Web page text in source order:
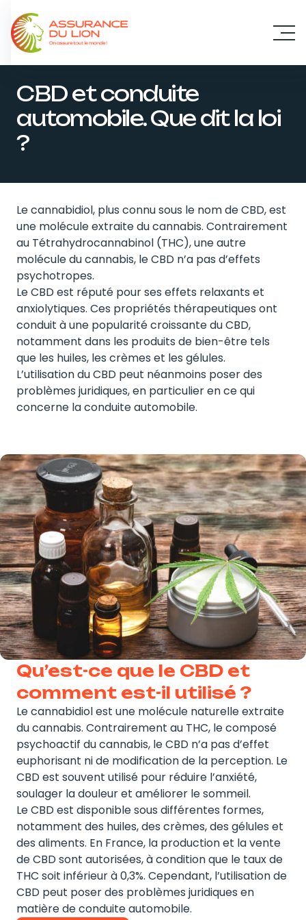
CBD et conduite
automobile. Que dit la loi
?
Le cannabidiol, plus connu sous le nom de CBD, est
une molécule extraite du cannabis. Contrairement
au Tétrahydrocannabinol (THC), une autre
molécule du cannabis, le CBD n’a pas d’effets
psychotropes.
Le CBD est réputé pour ses effets relaxants et
anxiolytiques. Ces propriétés thérapeutiques ont
conduit à une popularité croissante du CBD,
notamment dans les produits de bien-être tels
que les huiles, les crèmes et les gélules.
L’utilisation du CBD peut néanmoins poser des
problèmes juridiques, en particulier en ce qui
concerne la conduite automobile.
Qu’est-ce que le CBD et
comment est-il utilisé ?
Le cannabidiol est une molécule naturelle extraite
du cannabis. Contrairement au THC, le composé
psychoactif du cannabis, le CBD n’a pas d’effet
euphorisant ni de modification de la perception. Le
CBD est souvent utilisé pour réduire l’anxiété,
soulager la douleur et améliorer le sommeil.
Le CBD est disponible sous différentes formes,
notamment des huiles, des crèmes, des gélules et
des aliments. En France, la production et la vente
de CBD sont autorisées, à condition que le taux de
THC soit inférieur à 0,3%. Cependant, l’utilisation de
CBD peut poser des problèmes juridiques en
matière de conduite automobile.